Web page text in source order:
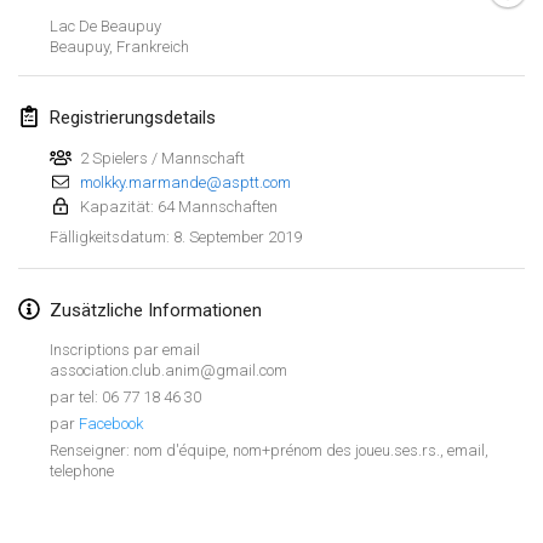
Lac De Beaupuy
Beaupuy, Frankreich
Registrierungsdetails
2 Spielers / Mannschaft
molkky.marmande@asptt.com
Kapazität: 64 Mannschaften
Fälligkeitsdatum: 8. September 2019
Zusätzliche Informationen
Inscriptions par email
association.club.anim@gmail.com
par tel: 06 77 18 46 30
par Facebook
Renseigner: nom d'équipe, nom+prénom des joueu.ses.rs., email,
telephone
Kotka Mölkky Open Indoor
2. Feb. 2019|Finnland
Lumi Mölkky
9. Feb. 2019|Finnland
Tournoi de la St Valentin
OTH
16. Feb. 2019
Indoor des Bouchons